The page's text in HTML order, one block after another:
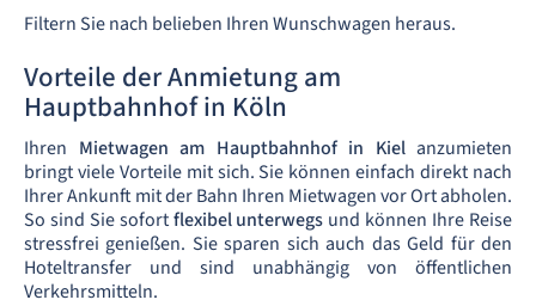
Filtern Sie nach belieben Ihren Wunschwagen heraus.
Vorteile der Anmietung am
Hauptbahnhof in Köln
Ihren Mietwagen am Hauptbahnhof in Kiel anzumieten
bringt viele Vorteile mit sich. Sie können einfach direkt nach
Ihrer Ankunft mit der Bahn Ihren Mietwagen vor Ort abholen.
So sind Sie sofortflexibel unterwegs und können Ihre Reise
stressfrei genießen. Sie sparen sich auch das Geld für den
Hoteltransfer und sind unabhängig von öffentlichen
Verkehrsmitteln.